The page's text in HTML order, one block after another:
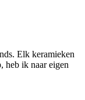
Elk keramieken
heb ik naar eigen